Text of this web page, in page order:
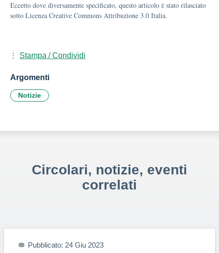
Eccetto dove diversamente specificato, questo articolo è stato rilasciato
sotto Licenza Creative Commons Attribuzione 3.0 Italia.
Stampa / Condividi
Argomenti
Notizie
Circolari, notizie, eventi
correlati
Pubblicato: 24 Giu 2023